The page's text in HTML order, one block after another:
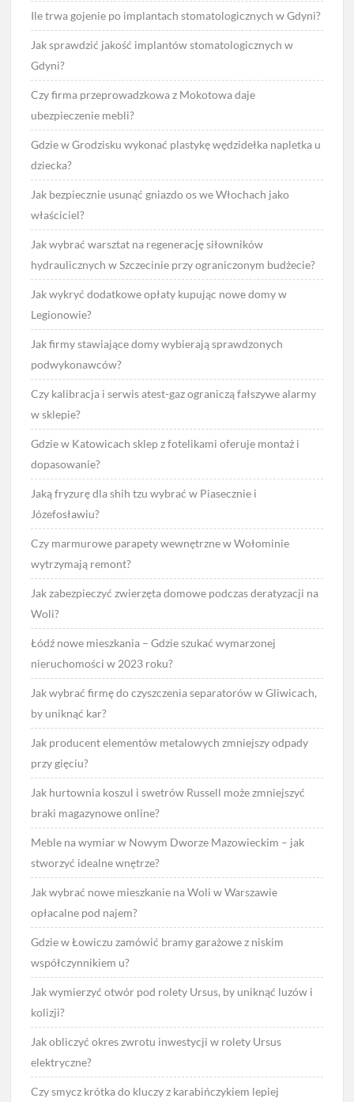
Ile trwa gojenie po implantach stomatologicznych w Gdyni?
Jak sprawdzić jakość implantów stomatologicznych w
Gdyni?
Czy firma przeprowadzkowa z Mokotowa daje
ubezpieczenie mebli?
Gdzie w Grodzisku wykonać plastykę wędzidełka napletka u
dziecka?
Jak bezpiecznie usunąć gniazdo os we Włochach jako
właściciel?
Jak wybrać warsztat na regenerację siłowników
hydraulicznych w Szczecinie przy ograniczonym budżecie?
Jak wykryć dodatkowe opłaty kupując nowe domy w
Legionowie?
Jak firmy stawiające domy wybierają sprawdzonych
podwykonawców?
Czy kalibracja i serwis atest-gaz ograniczą fałszywe alarmy
w sklepie?
Gdzie w Katowicach sklep z fotelikami oferuje montaż i
dopasowanie?
Jaką fryzurę dla shih tzu wybrać w Piasecznie i
Józefosławiu?
Czy marmurowe parapety wewnętrzne w Wołominie
wytrzymają remont?
Jak zabezpieczyć zwierzęta domowe podczas deratyzacji na
Woli?
Łódź nowe mieszkania – Gdzie szukać wymarzonej
nieruchomości w 2023 roku?
Jak wybrać firmę do czyszczenia separatorów w Gliwicach,
by uniknąć kar?
Jak producent elementów metalowych zmniejszy odpady
przy gięciu?
Jak hurtownia koszul i swetrów Russell może zmniejszyć
braki magazynowe online?
Meble na wymiar w Nowym Dworze Mazowieckim – jak
stworzyć idealne wnętrze?
Jak wybrać nowe mieszkanie na Woli w Warszawie
opłacalne pod najem?
Gdzie w Łowiczu zamówić bramy garażowe z niskim
współczynnikiem u?
Jak wymierzyć otwór pod rolety Ursus, by uniknąć luzów i
kolizji?
Jak obliczyć okres zwrotu inwestycji w rolety Ursus
elektryczne?
Czy smycz krótka do kluczy z karabińczykiem lepiej